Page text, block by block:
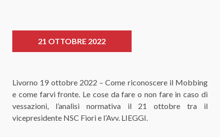
21 OTTOBRE 2022
Livorno 19 ottobre 2022 – Come riconoscere il Mobbing
e come farvi fronte. Le cose da fare o non fare in caso di
vessazioni, l’analisi normativa il 21 ottobre tra il
vicepresidente NSC Fiori e l’Avv. LIEGGI.